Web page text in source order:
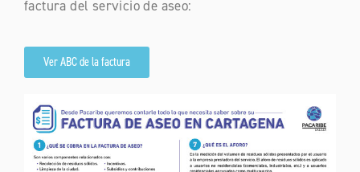
factura del servicio de aseo:
Ver ABC de la factura